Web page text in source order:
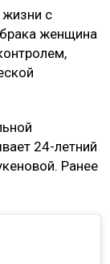
жизни с
женщина
24-летний
Ранее